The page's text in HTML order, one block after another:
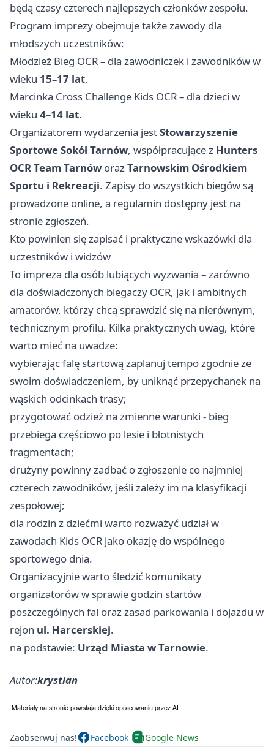
będą czasy czterech najlepszych członków zespołu.
Program imprezy obejmuje także zawody dla
młodszych uczestników:
Młodzież Bieg OCR – dla zawodniczek i zawodników w
wieku 15–17 lat,
Marcinka Cross Challenge Kids OCR – dla dzieci w
wieku 4–14 lat.
Organizatorem wydarzenia jestStowarzyszenie
Sportowe Sokół Tarnów, współpracujące z Hunters
OCR Team Tarnów orazTarnowskim Ośrodkiem
Sportu i Rekreacji. Zapisy do wszystkich biegów są
prowadzone online, a regulamin dostępny jest na
stronie zgłoszeń.
Kto powinien się zapisać i praktyczne wskazówki dla
uczestników i widzów
To impreza dla osób lubiących wyzwania – zarówno
dla doświadczonych biegaczy OCR, jak i ambitnych
amatorów, którzy chcą sprawdzić się na nierównym,
technicznym profilu. Kilka praktycznych uwag, które
warto mieć na uwadze:
wybierając falę startową zaplanuj tempo zgodnie ze
swoim doświadczeniem, by uniknąć przepychanek na
wąskich odcinkach trasy;
przygotować odzież na zmienne warunki - bieg
przebiega częściowo po lesie i błotnistych
fragmentach;
drużyny powinny zadbać o zgłoszenie co najmniej
czterech zawodników, jeśli zależy im na klasyfikacji
zespołowej;
dla rodzin z dziećmi warto rozważyć udział w
zawodach Kids OCR jako okazję do wspólnego
sportowego dnia.
Organizacyjnie warto śledzić komunikaty
organizatorów w sprawie godzin startów
poszczególnych fal oraz zasad parkowania i dojazdu w
rejon ul. Harcerskiej.
na podstawie: Urząd Miasta w Tarnowie.
Autor:krystian
Zaobserwuj nas! Facebook Google News